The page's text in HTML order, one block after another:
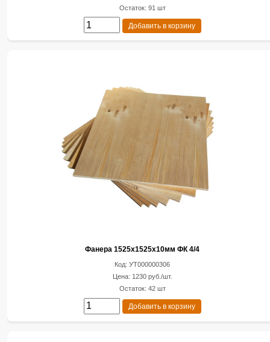
Остаток: 91 шт
Добавить в корзину
Фанера 1525х1525х10мм ФК 4/4
Код: УТ000000306
Цена: 1230 руб./шт.
Остаток: 42 шт
Добавить в корзину